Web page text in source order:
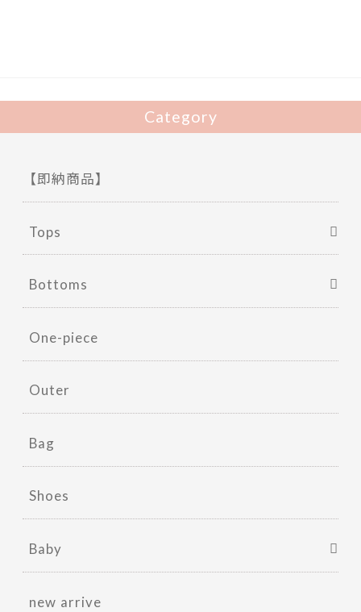
Category
【即納商品】
Tops
Bottoms
One-piece
Outer
Bag
Shoes
Baby
new arrive